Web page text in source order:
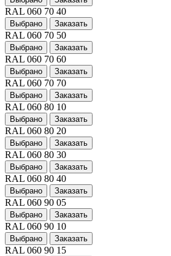
RAL 060 70 40
Выбрано Заказать
RAL 060 70 50
Выбрано Заказать
RAL 060 70 60
Выбрано Заказать
RAL 060 70 70
Выбрано Заказать
RAL 060 80 10
Выбрано Заказать
RAL 060 80 20
Выбрано Заказать
RAL 060 80 30
Выбрано Заказать
RAL 060 80 40
Выбрано Заказать
RAL 060 90 05
Выбрано Заказать
RAL 060 90 10
Выбрано Заказать
RAL 060 90 15